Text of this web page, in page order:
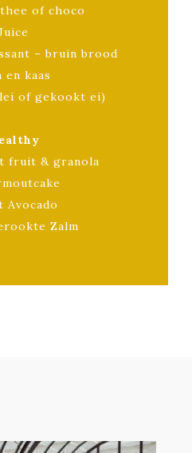
of choco
– bruin brood
en kaas
of gekookt ei)
fruit & granola
Avocado
Zalm